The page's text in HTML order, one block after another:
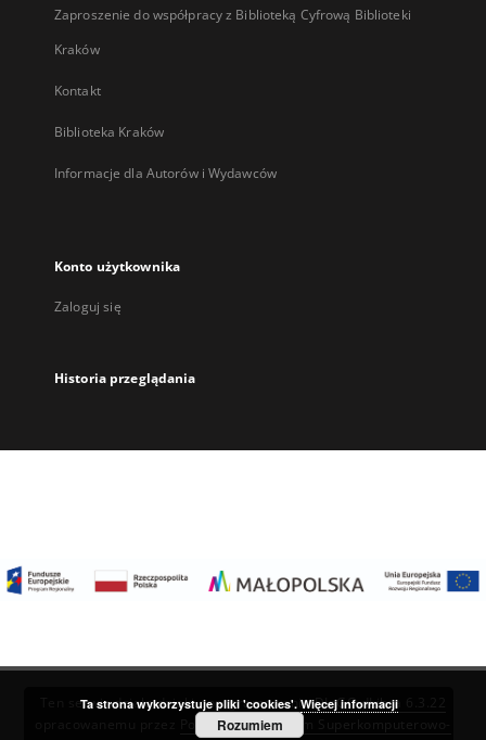
Zaproszenie do współpracy z Biblioteką Cyfrową Biblioteki
Kraków
Kontakt
Biblioteka Kraków
Informacje dla Autorów i Wydawców
Konto użytkownika
Zaloguj się
Historia przeglądania
Ten serwis działa dzięki oprogramowaniuDInGO dLibra 6.3.22
Poznańskie Centrum Superkomputerowo-
Ta strona wykorzystuje pliki 'cookies'. Więcej informacji
Rozumiem